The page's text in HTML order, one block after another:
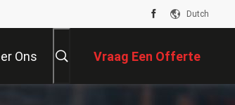
Dutch
Ons Vraag Een Offerte